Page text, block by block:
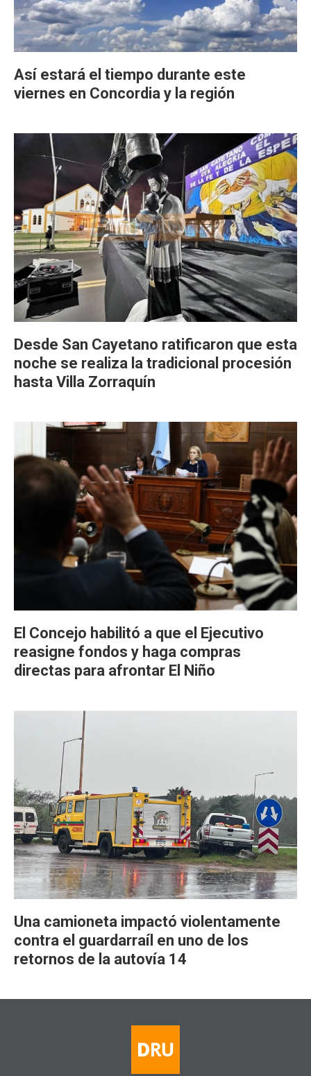
Así estará el tiempo durante este
viernes en Concordia y la región
Desde San Cayetano ratificaron que esta
noche se realiza la tradicional procesión
hasta Villa Zorraquín
El Concejo habilitó a que el Ejecutivo
reasigne fondos y haga compras
directas para afrontar El Niño
Una camioneta impactó violentamente
contra el guardarraíl en uno de los
retornos de la autovía 14